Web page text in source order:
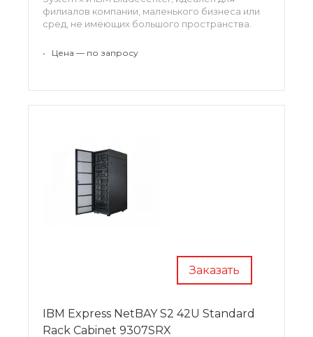
филиалов компании, маленького бизнеса или
сред, не имеющих большого пространства.
• Цена — по запросу
Заказать
IBM Express NetBAY S2 42U Standard
Rack Cabinet 9307SRX